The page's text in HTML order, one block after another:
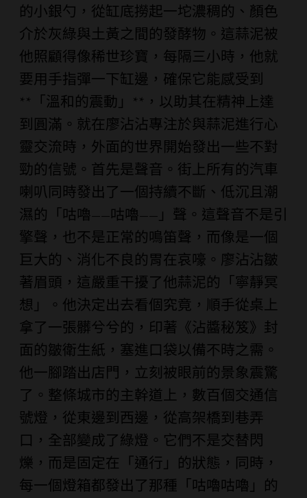
的小銀勺，從缸底撈起一坨濃稠的、顏色
介於灰綠與土黃之間的發酵物。這蒜泥被
他照顧得像稀世珍寶，每隔三小時，他就
要用手指彈一下缸邊，確保它能感受到
**「溫和的震動」**，以助其在精神上達
到圓滿。就在廖沾沾專注於與蒜泥進行心
靈交流時，外面的世界開始發出一些不對
勁的信號。首先是聲音。街上所有的汽車
喇叭同時發出了一個持續不斷、低沉且潮
濕的「咕嚕——咕嚕——」聲。這聲音不是引
擎聲，也不是正常的鳴笛聲，而像是一個
巨大的、消化不良的胃在哀嚎。廖沾沾皺
著眉頭，這嚴重干擾了他蒜泥的「寧靜冥
想」。他決定出去看個究竟，順手從桌上
拿了一張髒兮兮的，印著《沾醬秘笈》封
面的皺衛生紙，塞進口袋以備不時之需。
他一腳踏出店門，立刻被眼前的景象震驚
了。整條城市的主幹道上，數百個交通信
號燈，從東邊到西邊，從高架橋到巷弄
口，全部變成了綠燈。它們不是交替閃
爍，而是固定在「通行」的狀態，同時，
每一個燈箱都發出了那種「咕嚕咕嚕」的